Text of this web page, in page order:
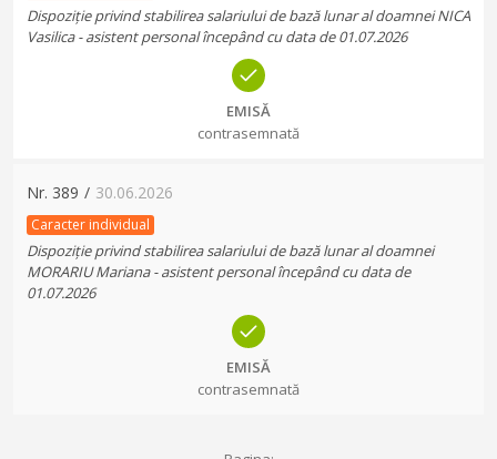
Dispoziție privind stabilirea salariului de bază lunar al doamnei NICA
Vasilica - asistent personal începând cu data de 01.07.2026
EMISĂ
contrasemnată
Nr. 389 / 30.06.2026
Caracter individual
Dispoziție privind stabilirea salariului de bază lunar al doamnei
MORARIU Mariana - asistent personal începând cu data de
01.07.2026
EMISĂ
contrasemnată